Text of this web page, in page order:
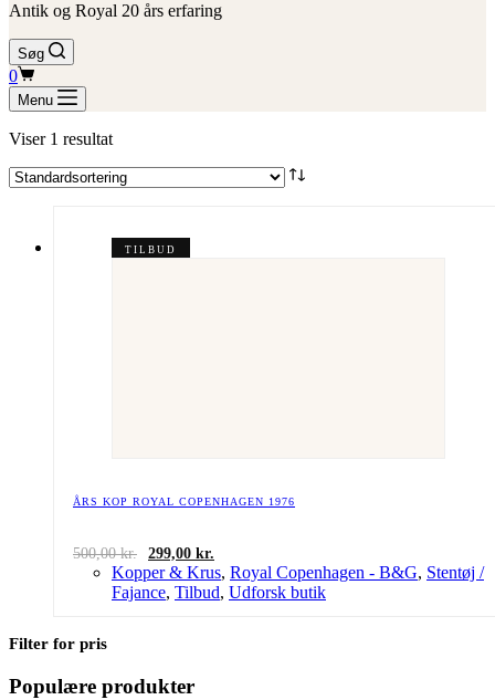
Antik og Royal 20 års erfaring
Søg
Indkøbskurv
0
Menu
Viser 1 resultat
TILBUD
ÅRS KOP ROYAL COPENHAGEN 1976
500,00kr.
Den
oprindelige
pris
var:
299,00 kr.
aktuelle
pris
er:
Kopper & Krus, Royal Copenhagen - B&G, Stentøj /
Fajance, Tilbud, Udforsk butik
Filter for pris
Populære produkter